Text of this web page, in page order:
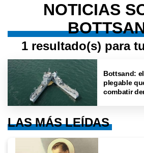
NOTICIAS
1 resultado(s) para
Bottsand:
plegable
combatir
LAS MÁS LEÍDAS